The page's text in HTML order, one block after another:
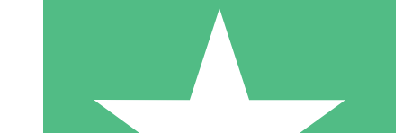
Individuelle Credit-Pakete
Zahlen Sie nach Bedarf mit Download-Credits. Keine
monatliche Verpflichtung erforderlich.